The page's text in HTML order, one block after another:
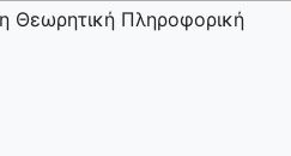
Θεωρητική Πληροφορική